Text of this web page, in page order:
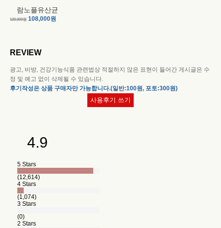
람노플유산균
120,000원 108,000원
REVIEW
광고, 비방, 건강기능식품 관련법상 적절하지 않은 표현이 들어간 게시글은 수
정 및 예고 없이 삭제될 수 있습니다.
후기작성은 상품 구매자만 가능합니다.(일반:100원, 포토:300원)
사용후기 쓰기
4.9
5 Stars
(12,614)
4 Stars
(1,074)
3 Stars
(0)
2 Stars